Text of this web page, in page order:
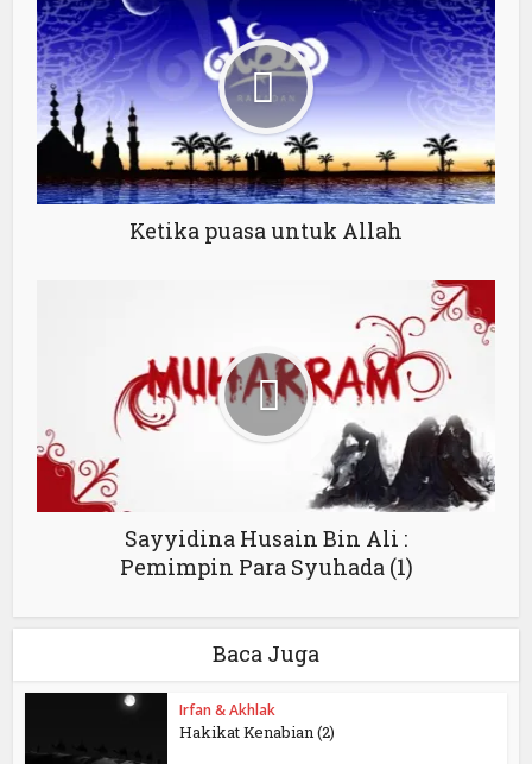
Ketika puasa untuk Allah
Sayyidina Husain Bin Ali :
Pemimpin Para Syuhada (1)
Baca Juga
Irfan & Akhlak
Hakikat Kenabian (2)